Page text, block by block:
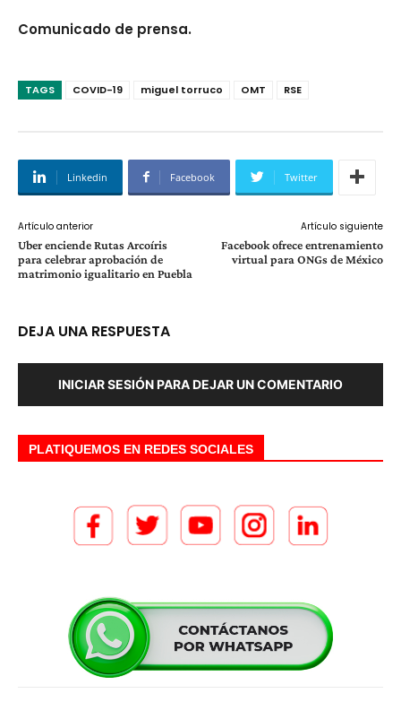
Comunicado de prensa.
TAGS COVID-19 miguel torruco OMT RSE
Linkedin Facebook Twitter
Artículo anterior
Uber enciende Rutas Arcoíris
para celebrar aprobación de
matrimonio igualitario en Puebla
Artículo siguiente
Facebook ofrece entrenamiento
virtual para ONGs de México
DEJA UNA RESPUESTA
INICIAR SESIÓN PARA DEJAR UN COMENTARIO
PLATIQUEMOS EN REDES SOCIALES